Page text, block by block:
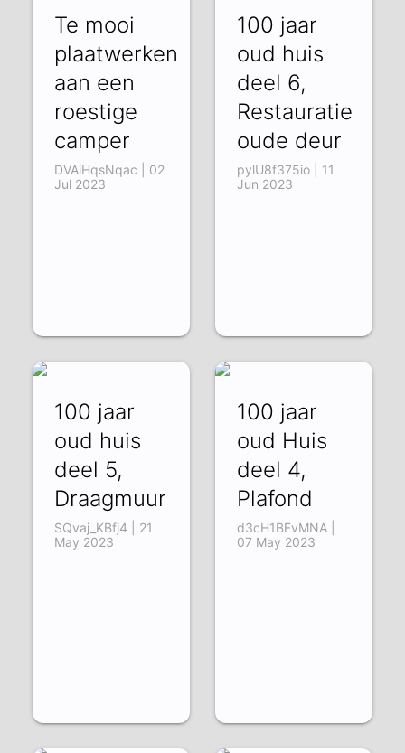
Te mooi
plaatwerken
aan een
roestige
camper
DVAiHqsNqac | 02
Jul 2023
100 jaar
oud huis
deel 6,
Restauratie
oude deur
pylU8f375io | 11
Jun 2023
100 jaar
oud huis
deel 5,
Draagmuur
SQvaj_KBfj4 | 21
May 2023
100 jaar
oud Huis
deel 4,
Plafond
d3cH1BFvMNA |
07 May 2023